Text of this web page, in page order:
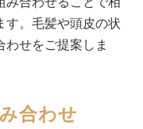
す。毛髪や頭皮の状
せをご提案しま
合わせ